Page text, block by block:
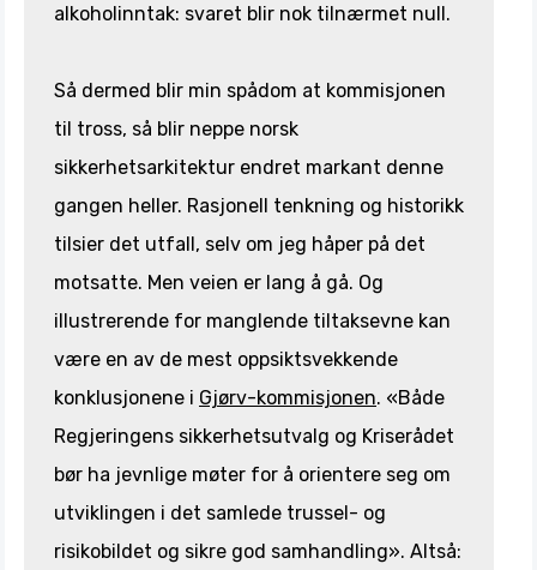
alkoholinntak: svaret blir nok tilnærmet null.
Så dermed blir min spådom at kommisjonen
til tross, så blir neppe norsk
sikkerhetsarkitektur endret markant denne
gangen heller. Rasjonell tenkning og historikk
tilsier det utfall, selv om jeg håper på det
motsatte. Men veien er lang å gå. Og
illustrerende for manglende tiltaksevne kan
være en av de mest oppsiktsvekkende
konklusjonene i Gjørv-kommisjonen. «Både
Regjeringens sikkerhetsutvalg og Kriserådet
bør ha jevnlige møter for å orientere seg om
utviklingen i det samlede trussel- og
risikobildet og sikre god samhandling». Altså: